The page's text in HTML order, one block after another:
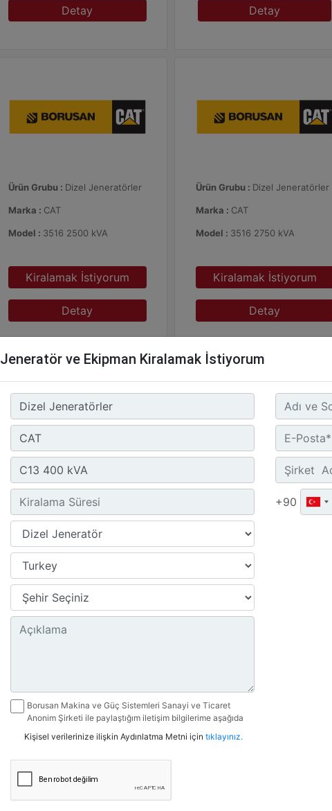
Detay Detay
Ürün Grubu : Dizel Jeneratörler
Marka : CAT
Model : 3516 2500 kVA
Kiralamak İstiyorum
Detay
Ürün Grubu : Dizel Jeneratörler
Marka : CAT
Model : 3516 2750 kVA
Kiralamak İstiyorum
Detay
Ürün Grubu :Dizel Jeneratörler
Model :C13 400 kVA
Kiralamak İstiyorum
Detay
Ürün Grubu :Dizel Jeneratörler
C13 450 kVA
Kiralamak İstiyorum
Detay
Ürün Grubu : Dizel Jeneratörler
Jeneratör ve Ekipman Kiralamak İstiyorum
+90
Borusan Makina ve Güç Sistemleri Sanayi ve Ticaret
Anonim Şirketi ile paylaştığım iletişim bilgilerime aşağıda
ile ilgili mesaj gönderilmesine izin veriyorum.
Kişisel verilerinize ilişkin Aydınlatma Metni için tıklayınız.